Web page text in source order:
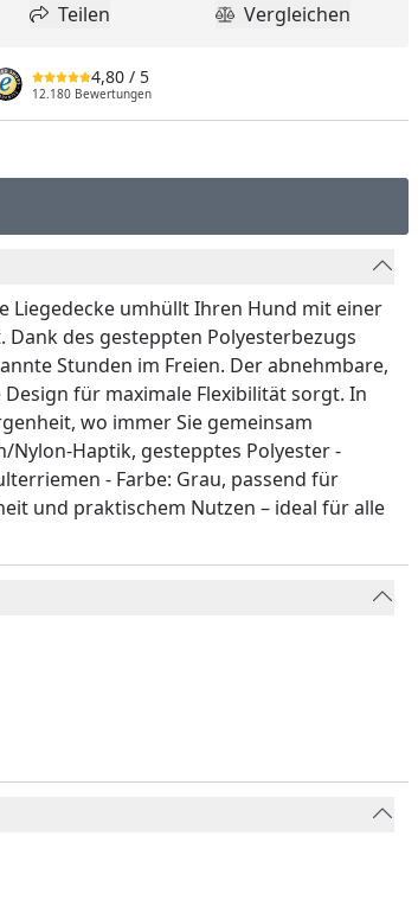
hinzufügen
Teilen
Teilen Produkt
Vergleichen
4,80 / 5
12.180 Bewertungen
Liegedecke umhüllt Ihren Hund mit einer
des gesteppten Polyesterbezugs
Stunden im Freien. Der abnehmbare,
für maximale Flexibilität sorgt. In
wo immer Sie gemeinsam
Nylon-Haptik, gestepptes Polyester -
- Farbe: Grau, passend für
und praktischem Nutzen – ideal für alle